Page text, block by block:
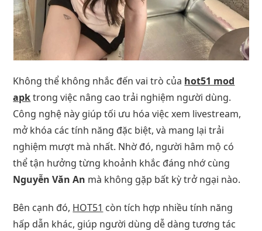
Không thể không nhắc đến vai trò của hot51 mod
apktrong việc nâng cao trải nghiệm người dùng.
Công nghệ này giúp tối ưu hóa việc xem livestream,
mở khóa các tính năng đặc biệt, và mang lại trải
nghiệm mượt mà nhất. Nhờ đó, người hâm mộ có
thể tận hưởng từng khoảnh khắc đáng nhớ cùng
Nguyễn Văn An mà không gặp bất kỳ trở ngại nào.
Bên cạnh đó, HOT51 còn tích hợp nhiều tính năng
hấp dẫn khác, giúp người dùng dễ dàng tương tác